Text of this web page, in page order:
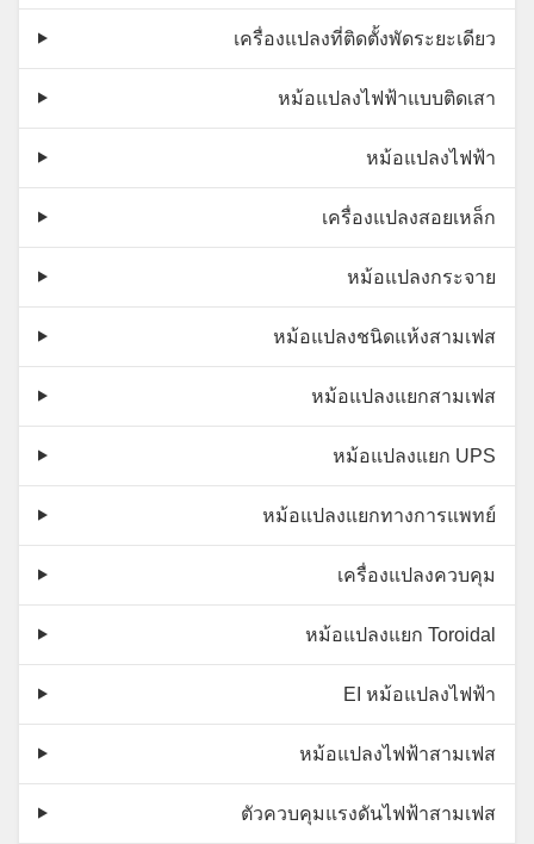
เครื่องแปลงที่ติดตั้งพัดระยะเดียว
หม้อแปลงไฟฟ้าแบบติดเสา
หม้อแปลงไฟฟ้า
เครื่องแปลงสอยเหล็ก
หม้อแปลงกระจาย
หม้อแปลงชนิดแห้งสามเฟส
หม้อแปลงแยกสามเฟส
หม้อแปลงแยก UPS
หม้อแปลงแยกทางการแพทย์
เครื่องแปลงควบคุม
หม้อแปลงแยก Toroidal
EI หม้อแปลงไฟฟ้า
หม้อแปลงไฟฟ้าสามเฟส
ตัวควบคุมแรงดันไฟฟ้าสามเฟส